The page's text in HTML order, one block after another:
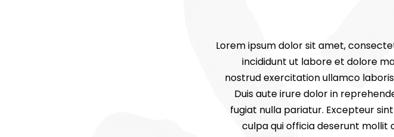
Lorem ipsum dolor sit amet,
incididunt ut labore et dolore
nostrud exercitation ullamco
Duis aute irure dolor in
fugiat nulla pariatur. Excepteur
culpa qui officia deserunt mollit